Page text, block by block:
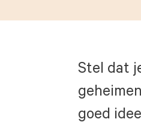
Stel dat
goed